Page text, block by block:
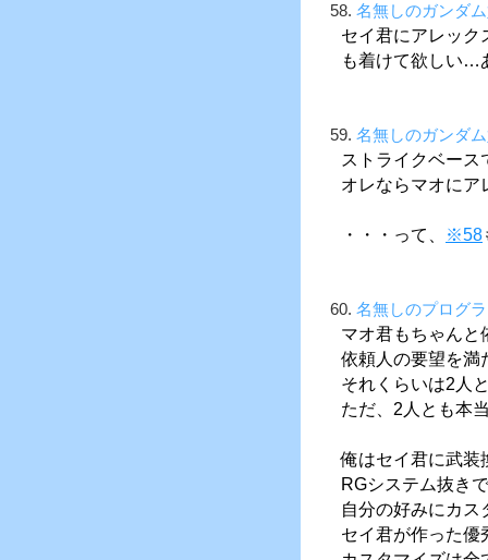
58. 名無しのガンダ
セイ君にアレック
も着けて欲しい…
59. 名無しのガンダ
ストライクベー
オレならマオにア
・・・って、 ※58
60. 名無しのプログ
マオ君もちゃんと
依頼人の要望を満
それくらいは2人
ただ、2人とも本
俺はセイ君に武装
RGシステム抜き
自分の好みにカス
セイ君が作った優